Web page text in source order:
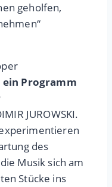
geholfen,
Programm
JUROWSKI.
des
Musik sich am
Stücke ins